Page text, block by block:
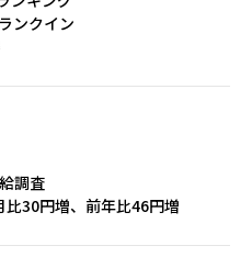
ンクイン
調査
30円増、前年比46円増